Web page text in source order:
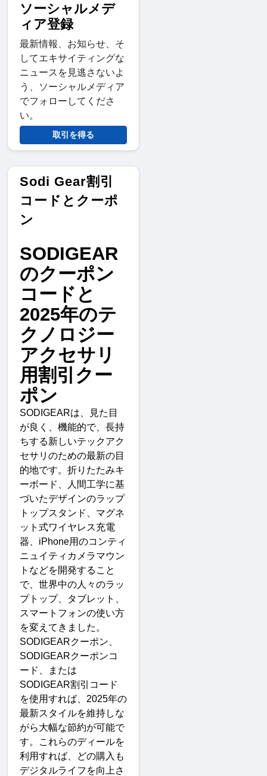
ソーシャルメデ
ィア登録
最新情報、お知らせ、そ
してエキサイティングな
ニュースを見逃さないよ
う、ソーシャルメディア
でフォローしてくださ
い。
取引を得る
Sodi Gear割引
コードとクーポ
ン
SODIGEAR
のクーポン
コードと
2025年のテ
クノロジー
アクセサリ
用割引クー
ポン
SODIGEARは、見た目
が良く、機能的で、長持
ちする新しいテックアク
セサリのための最新の目
的地です。折りたたみキ
ーボード、人間工学に基
づいたデザインのラップ
トップスタンド、マグネ
ット式ワイヤレス充電
器、 iPhone用のコンティ
ニュイティカメラマウン
トなどを開発すること
で、世界中の人々のラッ
プトップ、タブレット、
スマートフォンの使い方
を変えてきました。
SODIGEARクーポン、
SODIGEARクーポンコ
ード、または
SODIGEAR割引コード
を使用すれば、 2025年の
最新スタイルを維持しな
がら大幅な節約が可能で
す。これらのディールを
利用すれば、どの購入も
デジタルライフを向上さ